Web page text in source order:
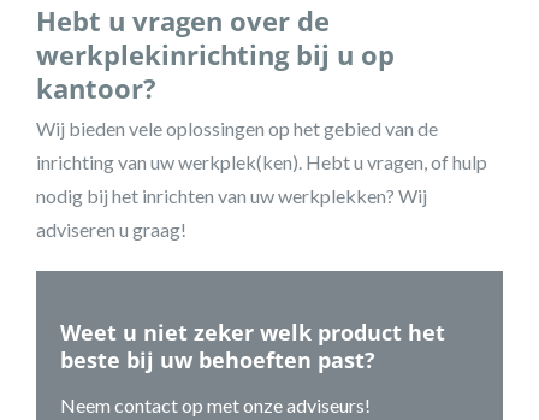
Hebt u vragen over de
werkplekinrichting bij u op
kantoor?
Wij bieden vele oplossingen op het gebied van de
inrichting van uw werkplek(ken). Hebt u vragen, of hulp
nodig bij het inrichten van uw werkplekken? Wij
adviseren u graag!
Weet u niet zeker welk product het
beste bij uw behoeften past?
Neem contact op met onze adviseurs!